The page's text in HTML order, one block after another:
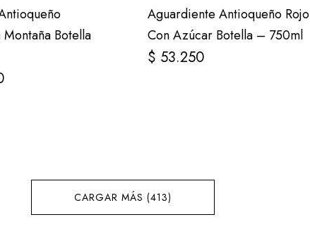
Botella
Aguardiente Antioqueño Rojo
Con Azúcar Botella – 750ml
$ 53.250
CARGAR MÁS (413)